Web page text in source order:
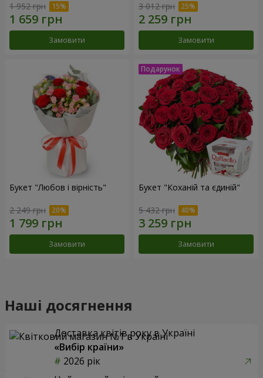
1 952 грн
Замовити
3 012 грн
Замовити
Букет "Любов і вірність"
2 249 грн
Замовити
Букет "Коханій та єдиній"
5 432 грн
Замовити
Наші досягнення
Доставка квітів року в Україні
«Вибір країни»
2026 рік